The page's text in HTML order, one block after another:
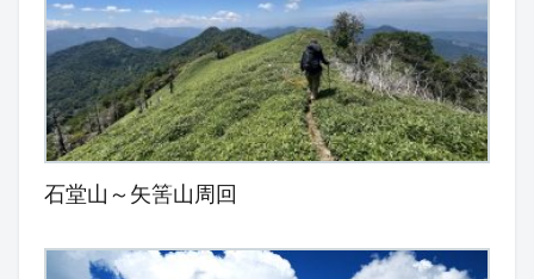
石堂山～矢筈山周回